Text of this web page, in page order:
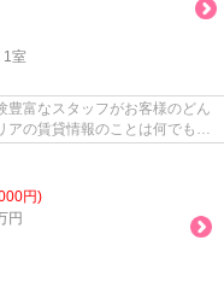
1室
豊富なスタッフがお客様のどん
アの賃貸情報のことは何でもお
円)
円